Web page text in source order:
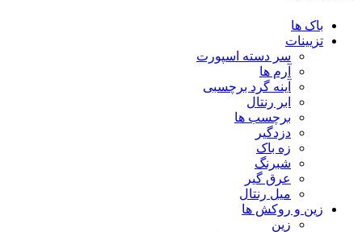
باک ها
تزیینات
سر دسته اسپورت
آرم ها
آینه گرد برچسبی
ابر رنتال
برچسب ها
دزدگیر
زه باک
شبرنگ
عرق گیر
میل رنتال
زین و روکش ها
زین